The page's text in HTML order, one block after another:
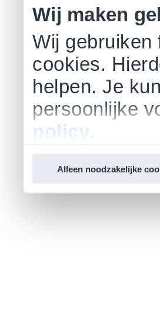
Wij maken
Wij gebruiken
cookies.
helpen. Je
persoonlijke
policy
Alleen noodzakelijke